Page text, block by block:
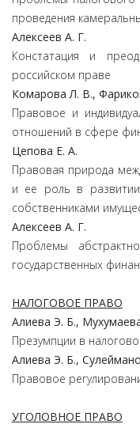
проведения
Алексеев А. Г.
Констатация и
российском праве
Комарова Л. В.,
Правовое и
отношений в сфере
Цепова Е. А.
Правовая природа
и ее роль в
собственниками
Алексеев А. Г.
Проблемы
государственных
НАЛОГОВОЕ ПРАВО
Алиева Э. Б.,
Презумпции в
Алиева Э. Б.,
Правовое
УГОЛОВНОЕ ПРАВО